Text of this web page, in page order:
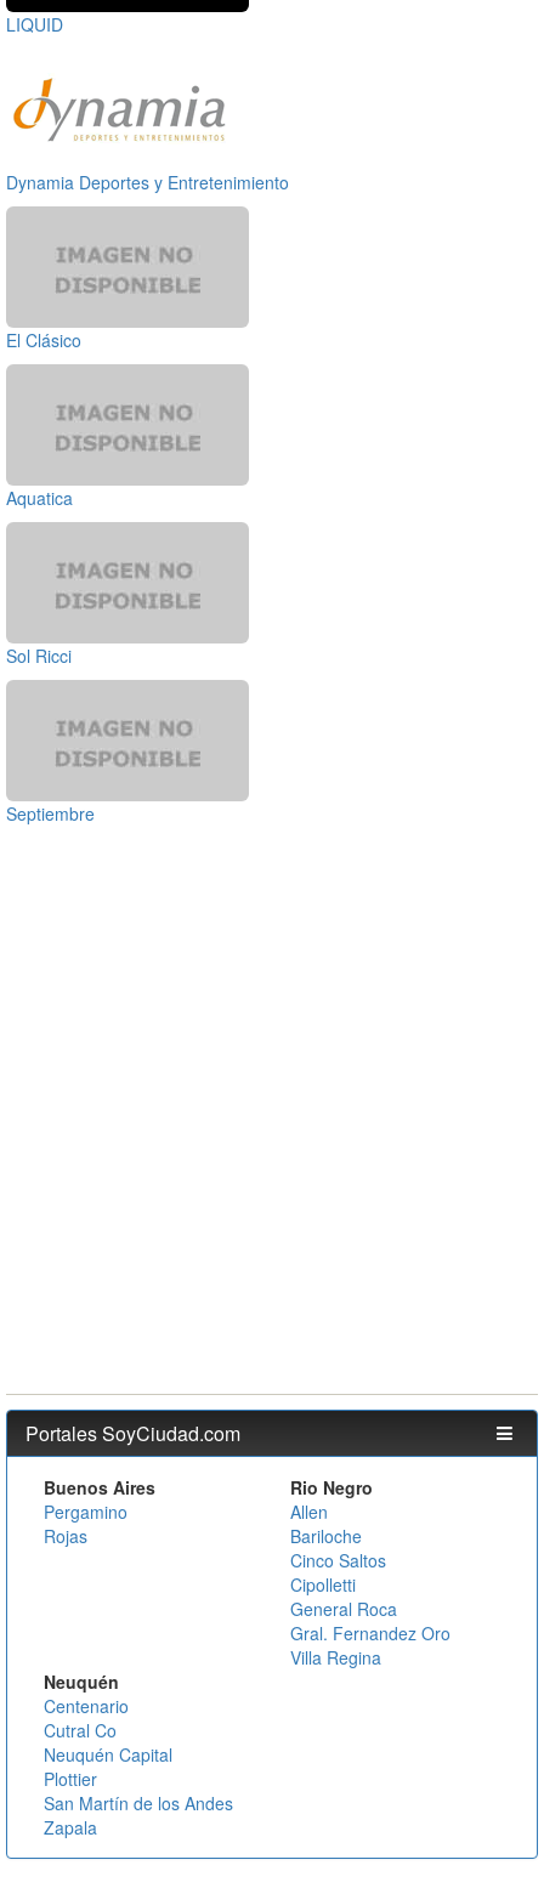
LIQUID
Dynamia Deportes y Entretenimiento
El Clásico
Aquatica
Sol Ricci
Septiembre
Portales SoyCiudad.com
Buenos Aires
Pergamino
Rojas
Rio Negro
Allen
Bariloche
Cinco Saltos
Cipolletti
General Roca
Gral. Fernandez Oro
Villa Regina
Neuquén
Centenario
Cutral Co
Neuquén Capital
Plottier
San Martín de los Andes
Zapala